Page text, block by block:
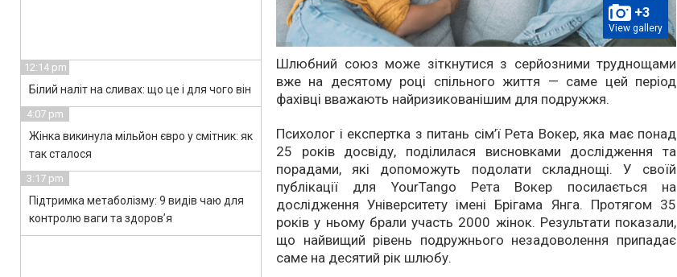
+3
View gallery
Шлюбний союз може зіткнутися з серйозними труднощами
вже на десятому році спільного життя — саме цей період
фахівці вважають найризикованішим для подружжя.
Психолог і експертка з питань сім’ї Рета Вокер, яка має понад
25 років досвіду, поділилася висновками дослідження та
порадами, які допоможуть подолати складнощі. У своїй
публікації для YourTango Рета Вокер посилається на
дослідження Університету імені Брігама Янга. Протягом 35
років у ньому брали участь 2000 жінок. Результати показали,
що найвищий рівень подружнього незадоволення припадає
саме на десятий рік шлюбу.
12:14 pm
Білий наліт на сливах: що це і для чого він
4:07 pm
Жінка викинула мільйон євро у смітник: як
так сталося
3:17 pm
Підтримка метаболізму: 9 видів чаю для
контролю ваги та здоров’я